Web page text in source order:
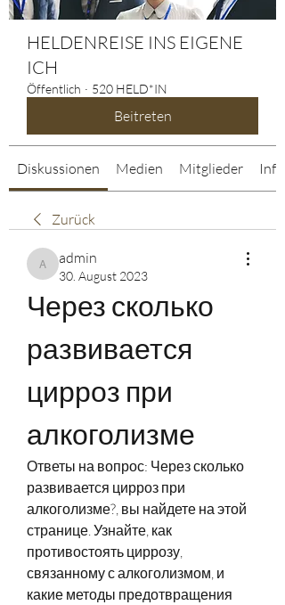
HELDENREISE INS EIGENE
ICH
Öffentlich · 520 HELD*IN
Beitreten
Diskussionen Medien Mitglieder Info
Zurück
admin
admin
30. August 2023
Через сколько
развивается
цирроз при
алкоголизме
Ответы на вопрос: Через сколько
развивается цирроз при
алкоголизме?, вы найдете на этой
странице. Узнайте, как
противостоять циррозу,
связанному с алкоголизмом, и
какие методы предотвращения